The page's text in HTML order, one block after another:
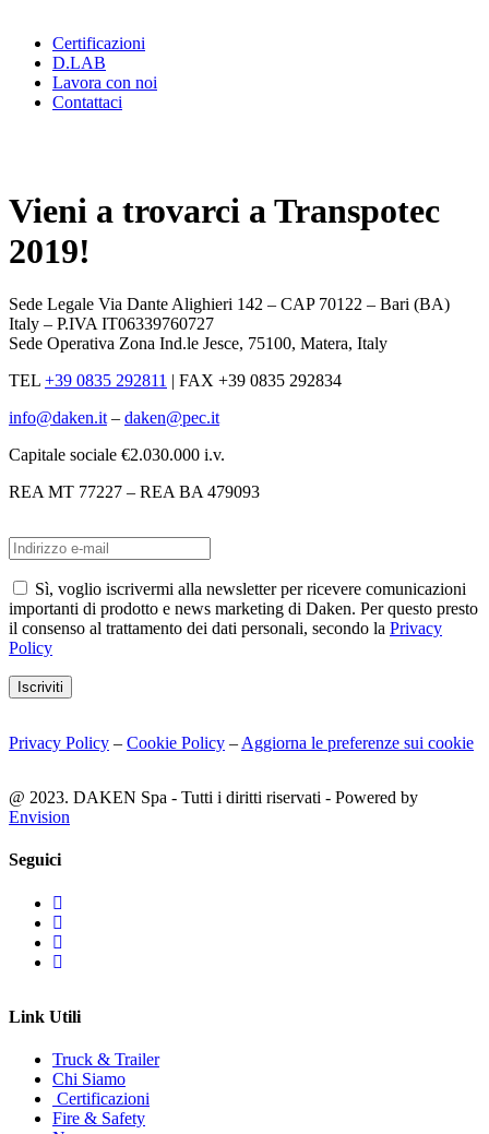
Certificazioni
D.LAB
Lavora con noi
Contattaci
Vieni a trovarci a Transpotec
2019!
Sede Legale Via Dante Alighieri 142 – CAP 70122 – Bari (BA)
Italy – P.IVA IT06339760727
Sede Operativa Zona Ind.le Jesce, 75100, Matera, Italy
TEL +39 0835 292811 | FAX +39 0835 292834
info@daken.it – daken@pec.it
Capitale sociale €2.030.000 i.v.
REA MT 77227 – REA BA 479093
Sì, voglio iscrivermi alla newsletter per ricevere comunicazioni
importanti di prodotto e news marketing di Daken. Per questo presto
il consenso al trattamento dei dati personali, secondo la Privacy
Policy
Iscriviti
Privacy Policy – Cookie Policy – Aggiorna le preferenze sui cookie
@ 2023. DAKEN Spa - Tutti i diritti riservati - Powered by
Envision
Seguici
Link Utili
Truck & Trailer
Chi Siamo
Certificazioni
Fire & Safety